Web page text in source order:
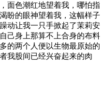
面色潮红地望着我，哪怕指
盼的眼神望着我，这幅样子
动让我一只手掀起了茉莉安
己身上那算不上合身的布料
的两个人便以生物最原始的
我股间已经兴奋起来的肉